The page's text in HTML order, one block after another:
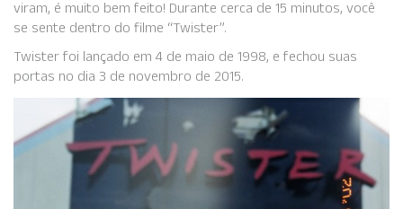
viram, é muito bem feito! Durante cerca de 15 minutos, você
se sente dentro do filme “Twister”.
Twister foi lançado em 4 de maio de 1998, e fechou suas
portas no dia 3 de novembro de 2015.